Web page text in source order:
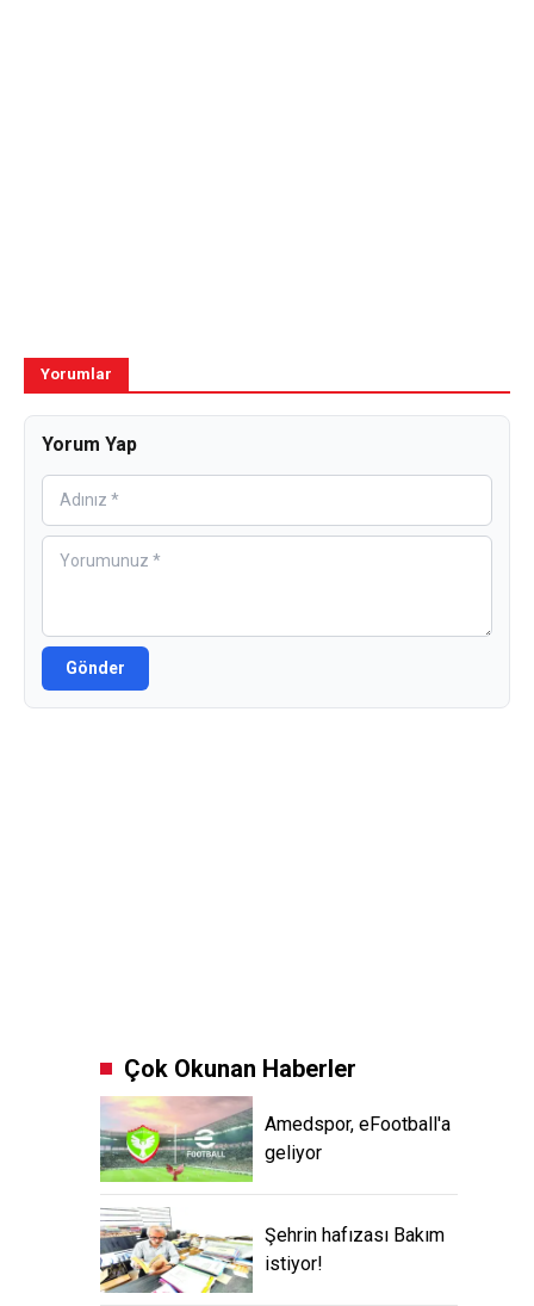
Yorumlar
Yorum Yap
Gönder
Çok Okunan Haberler
Amedspor, eFootball'a
geliyor
Şehrin hafızası Bakım
istiyor!